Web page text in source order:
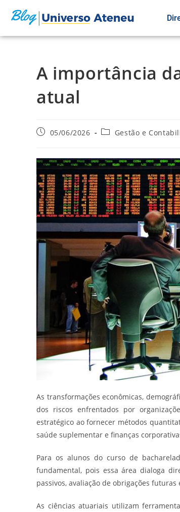
A importância
atual
05/06/2026 Gestão e
As transformações econômicas,
dos riscos enfrentados por
estratégico ao fornecer métodos
saúde suplementar e finanças
Para os alunos do curso de
fundamental, pois essa área dialoga
passivos, avaliação de obrigações
As ciências atuariais utilizam